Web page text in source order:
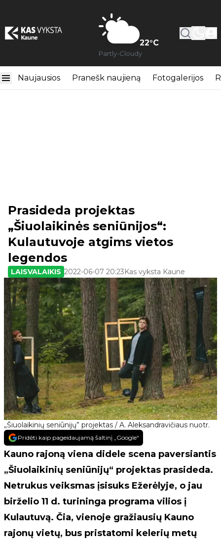
22°C
Partly-Cloudy
Naujausios Pranešk naujieną Fotogalerijos
„Šiuolaikinių seniūnijų” projektas / A. Aleksandravičiaus nuotr.
Prasideda projektas
„Šiuolaikinės seniūnijos“:
Kulautuvoje atgims vietos
legendos
LAISVALAIKIS 2022-06-07 20:23Kas vyksta Kaune
Pridėti kaip pageidaujamą šaltinį „Google“
Kauno rajoną viena didele scena paversiantis
„Šiuolaikinių seniūnijų“ projektas prasideda.
Netrukus veiksmas įsisuks Ežerėlyje, o jau
birželio 11 d. turininga programa vilios į
Kulautuvą. Čia, vienoje gražiausių Kauno
rajonų vietų, bus pristatomi kelerių metų